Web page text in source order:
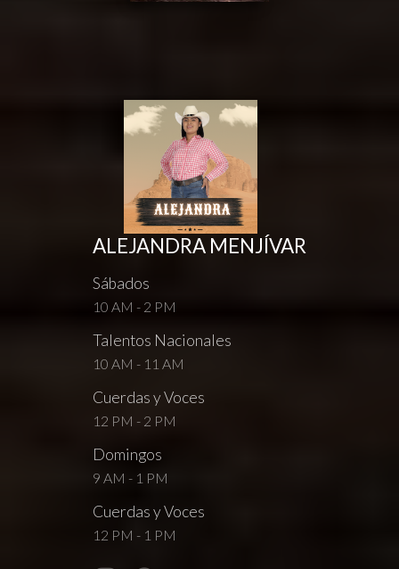
ALEJANDRA MENJÍVAR
Sábados
10 AM - 2 PM
Talentos Nacionales
10 AM - 11 AM
Cuerdas y Voces
12 PM - 2 PM
Domingos
9 AM - 1 PM
Cuerdas y Voces
12 PM - 1 PM